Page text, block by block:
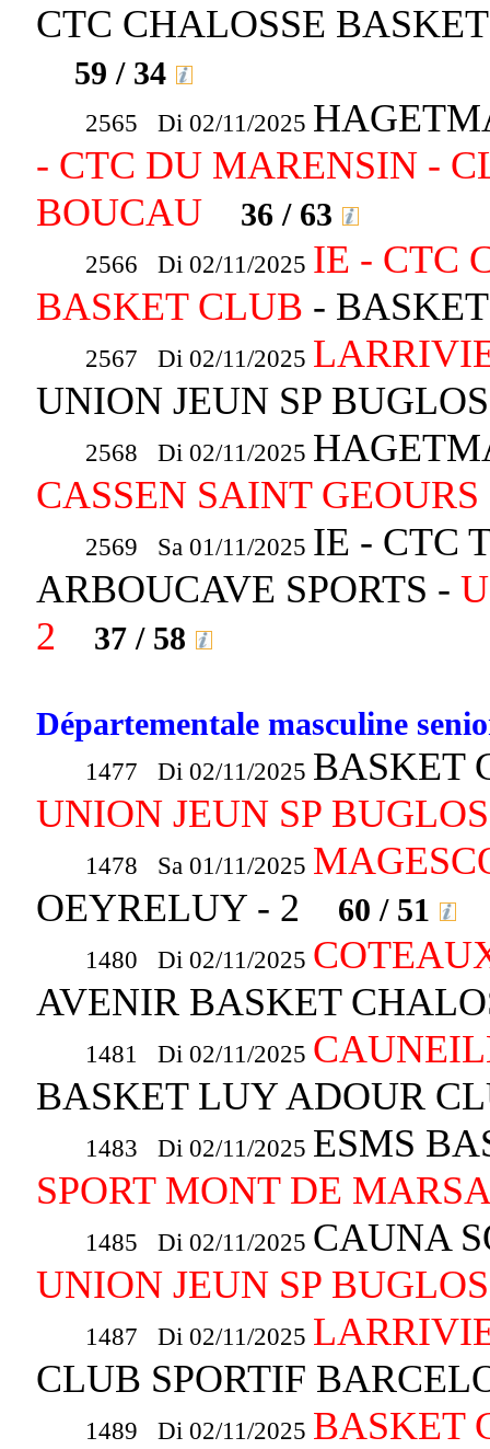
CTC CHALOSSE
59 / 34
2565 Di 02/11/2025
- CTC DU MARENSIN -
BOUCAU
36 / 63
2566 Di 02/11/2025 IE - CTC
BASKET CLUB -
2567 Di 02/11/2025
UNION JEUN SP
2568 Di 02/11/2025
CASSEN SAINT
2569 Sa 01/11/2025 IE - CTC
ARBOUCAVE SPORTS -
2
37 / 58
Départementale masculine
1477 Di 02/11/2025 BASKET
UNION JEUN SP
1478 Sa 01/11/2025
OEYRELUY - 2
60 / 51
1480 Di 02/11/2025
AVENIR BASKET
1481 Di 02/11/2025
BASKET LUY ADOUR
1483 Di 02/11/2025 ESMS
SPORT MONT DE
1485 Di 02/11/2025 CAUNA
UNION JEUN SP
1487 Di 02/11/2025
CLUB SPORTIF
1489 Di 02/11/2025 BASKET